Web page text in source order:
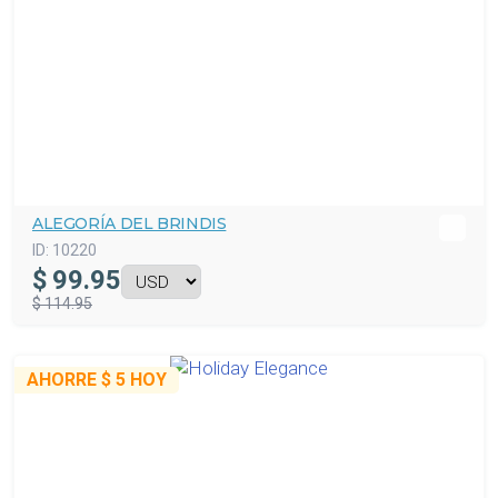
ALEGORÍA DEL BRINDIS
ID: 10220
$ 99.95
$ 114.95
AHORRE $ 5 HOY